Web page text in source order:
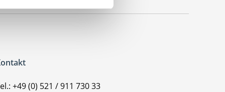
+49 (0) 521 / 911 730 33